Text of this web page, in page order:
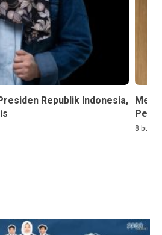
Republik Indonesia,
8 bulan